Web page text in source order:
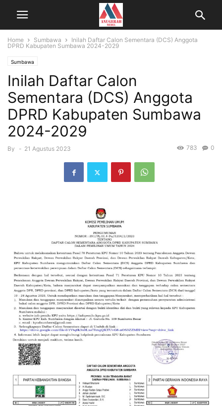
Home Sumbawa
Inilah Daftar Calon Sementara (DCS) Anggota
DPRD Kabupaten Sumbawa 2024-2029
Sumbawa
Inilah Daftar Calon
Sementara (DCS) Anggota
DPRD Kabupaten Sumbawa
2024-2029
By - 21 Agustus 2023 0
783